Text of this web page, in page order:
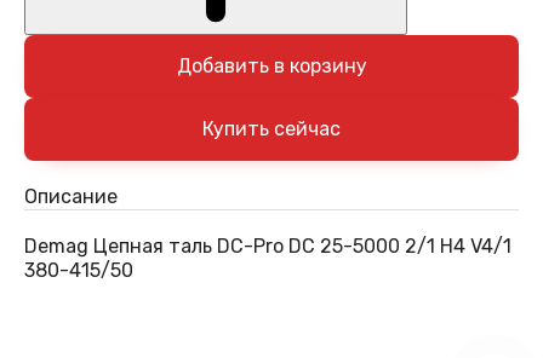
Добавить в корзину
Описание
Demag Цепная таль DC-Pro DC 25-5000 2/1 H4 V4/1
380-415/50